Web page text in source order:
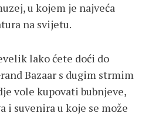
u kojem je najveća
na svijetu.
lako ćete doći do
Bazaar s dugim strmim
vole kupovati bubnjeve,
i suvenira u koje se može